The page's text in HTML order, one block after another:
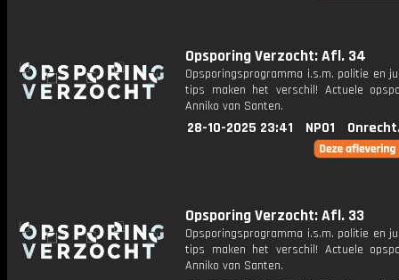
Opsporing Verzocht: Afl. 34
Opsporingsprogramma i.s.m. politie en
tips maken het verschil! Actuele
Anniko van Santen.
28-10-2025 23:41 NPO1
Opsporing Verzocht: Afl. 33
Opsporingsprogramma i.s.m. politie en
tips maken het verschil! Actuele
Anniko van Santen.